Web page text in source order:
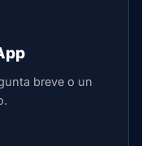
breve o un